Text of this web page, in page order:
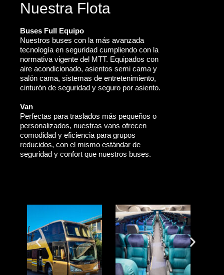
Nuestra Flota
Buses Full Equipo
Nuestros buses con la más avanzada
tecnología en seguridad cumpliendo con la
normativa vigente del MTT. Equipados con
aire acondicionado, asientos semi cama y
salón cama, sistemas de entretenimiento,
cinturón de seguridad y seguro por asiento.
Van
Perfectas para traslados más pequeños o
personalizados, nuestras vans ofrecen
comodidad y eficiencia para grupos
reducidos, con el mismo estándar de
seguridad y confort que nuestros buses.